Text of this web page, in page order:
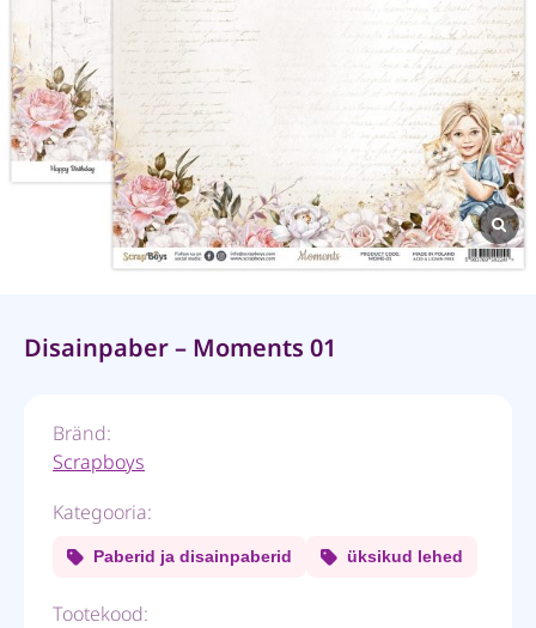
Disainpaber – Moments 01
Bränd:
Scrapboys
Kategooria:
Paberid ja disainpaberid üksikud lehed
Tootekood: